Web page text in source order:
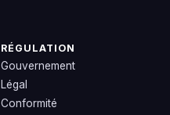
RÉGULATION
Gouvernement
Légal
Conformité